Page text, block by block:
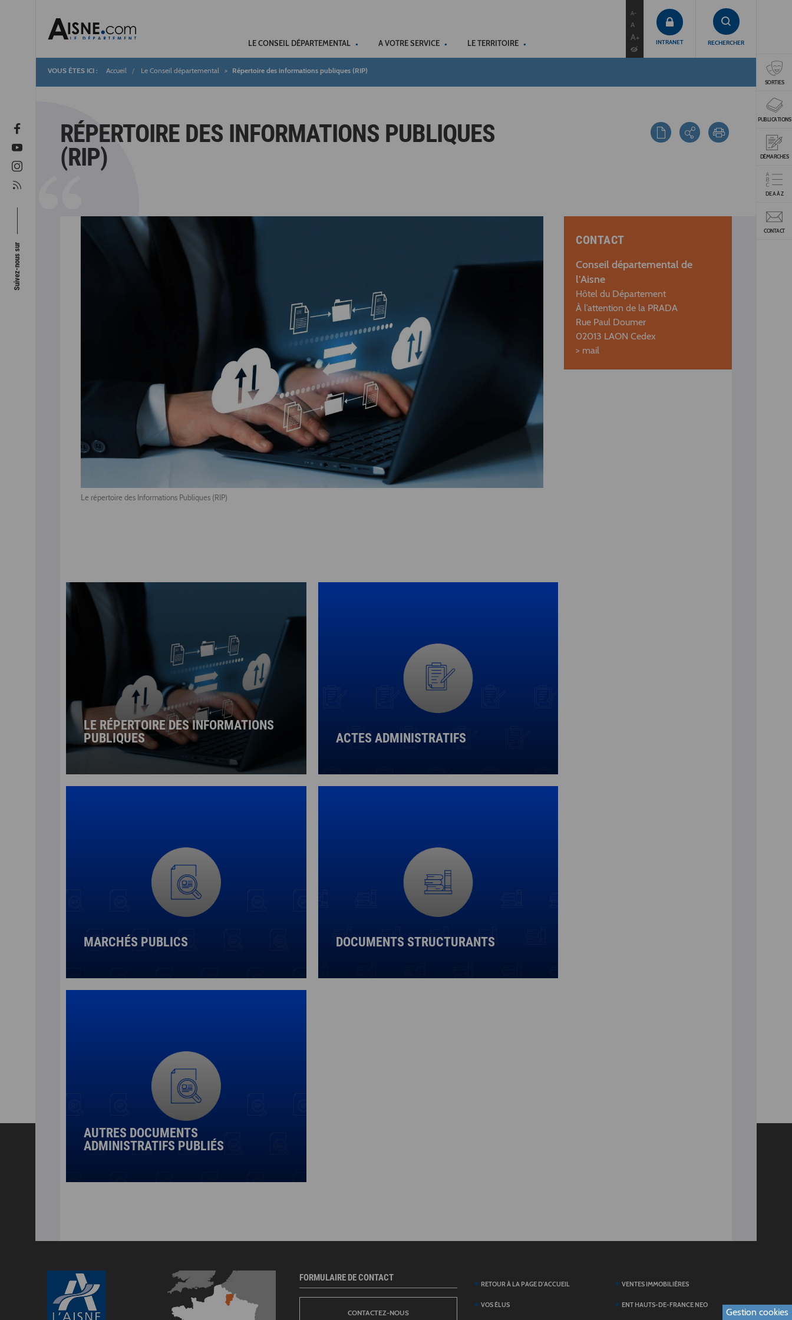
LE CONSEIL DÉPARTEMENTAL A VOTRE SERVICE LE TERRITOIRE
A-
A
A+ INTRANET RECHERCHER
SORTIES
PUBLICATIONS
DÉMARCHES
DE A À Z
CONTACT
Fil
Accueil Le Conseil départemental Répertoire des informations publiques (RIP)
RÉPERTOIRE DES INFORMATIONS PUBLIQUES
(RIP)
Le répertoire des Informations Publiques (RIP)
LE RÉPERTOIRE DES INFORMATIONS
PUBLIQUES
ACTES ADMINISTRATIFS
MARCHÉS PUBLICS DOCUMENTS STRUCTURANTS
AUTRES DOCUMENTS
ADMINISTRATIFS PUBLIÉS
CONTACT
Conseil départemental de
l’Aisne
Hôtel du Département
À l’attention de la PRADA
Rue Paul Doumer
02013 LAON Cedex
> mail
FORMULAIRE DE CONTACT
CONTACTEZ-NOUS
RETOUR À LA PAGE D'ACCUEIL
VOS ÉLUS
VENTES IMMOBILIÈRES
ENT HAUTS-DE-FRANCE NEO
Gestion cookies